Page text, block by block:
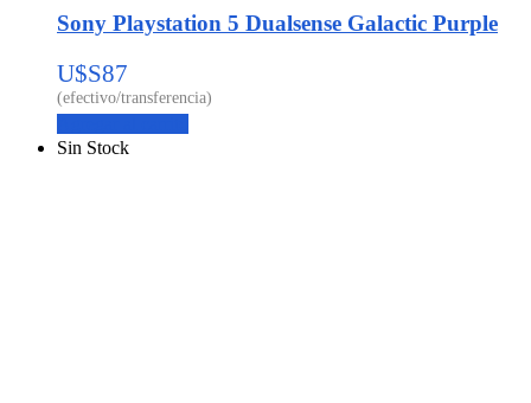
Sony Playstation 5 Dualsense Galactic Purple
U$S87
Sin Stock